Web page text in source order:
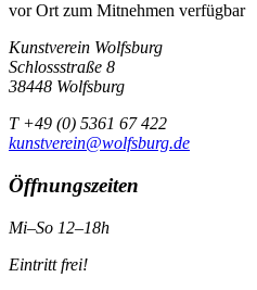
vor Ort zum Mitnehmen verfügbar
Kunstverein Wolfsburg
Schlossstraße 8
38448 Wolfsburg
T +49 (0) 5361 67 422
kunstverein@wolfsburg.de
Öffnungszeiten
Mi–So 12–18h
Eintritt frei!